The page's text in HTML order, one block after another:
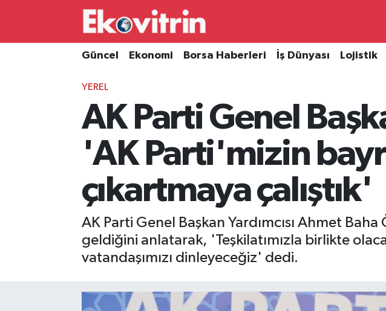
Güncel Ekonomi Borsa Haberleri İş Dünyası Lojistik
YEREL
AK Parti Genel
'AK Parti'mizin
çıkartmaya çalıştık'
AK Parti Genel Başkan Yardımcısı Ahmet
geldiğini anlatarak, 'Teşkilatımızla birlikte
vatandaşımızı dinleyeceğiz' dedi.
Güncel
Borsa Haberleri
Gayrimenkul
Hava Durumu
Süper Lig Puan Durumu ve Fikstür
Tüm Manşetler
Haber Arşivi